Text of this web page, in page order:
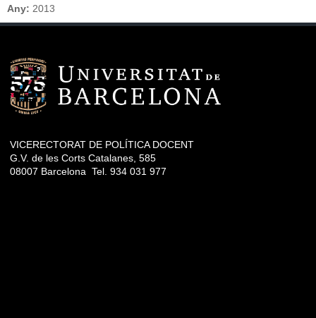
Any: 2013
VICERECTORAT DE POLÍTICA DOCENT
G.V. de les Corts Catalanes, 585
08007 Barcelona Tel. 934 031 977